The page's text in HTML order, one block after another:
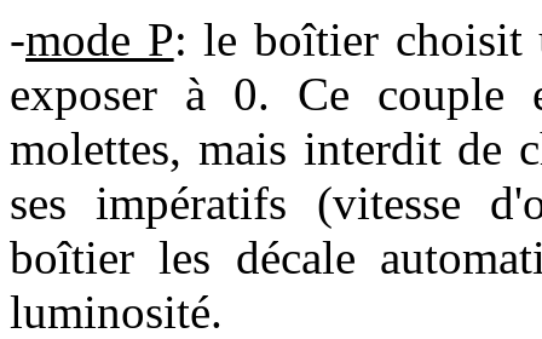
-mode P: le boîtier choisit
exposer à 0. Ce couple
molettes, mais interdit de
ses impératifs (vitesse
boîtier les décale
luminosité.